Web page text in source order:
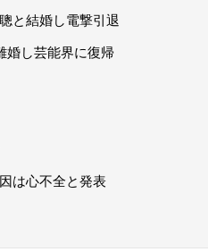
と結婚し電撃引退
し芸能界に復帰
は心不全と発表